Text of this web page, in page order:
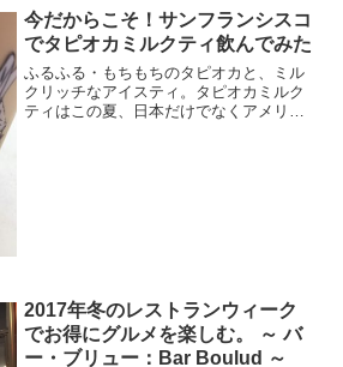
今だからこそ！サンフランシスコ
でタピオカミルクティ飲んでみた
ふるふる・もちもちのタピオカと、ミル
クリッチなアイスティ。タピオカミルク
ティはこの夏、日本だけでなくアメリカ
2017年冬のレストランウィーク
でお得にグルメを楽しむ。 ～ バ
ー・ブリュー：Bar Boulud ～